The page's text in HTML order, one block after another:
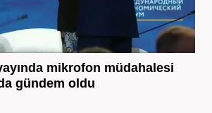
mikrofon müdahalesi
gündem oldu